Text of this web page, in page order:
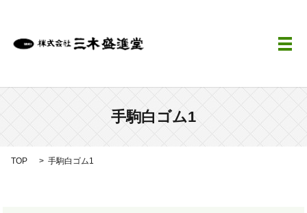
メ
手駒白ゴム1
TOP 手駒白ゴム1